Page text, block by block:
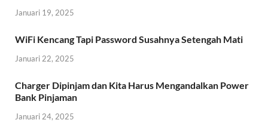
Januari 19, 2025
WiFi Kencang Tapi Password Susahnya Setengah Mati
Januari 22, 2025
Charger Dipinjam dan Kita Harus Mengandalkan Power
Bank Pinjaman
Januari 24, 2025